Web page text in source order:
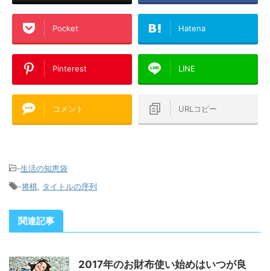
Pocket Hatena
Pinterest LINE
コメント URLコピー
-生活の知恵袋
-将棋 タイトルの序列
関連記事
2017年のお財布使い始めはいつが良